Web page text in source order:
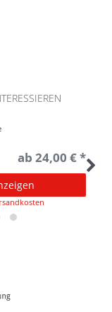
ab 24,00 € *